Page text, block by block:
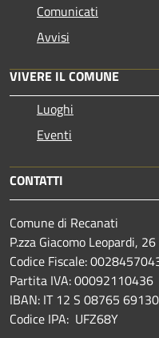
Comunicati
Avvisi
VIVERE IL COMUNE
Luoghi
Eventi
CONTATTI
Comune di Recanati
P.zza Giacomo Leopardi,
Codice Fiscale:
Partita IVA: 00092110436
IBAN: IT 12 S 08765
Codice IPA: UFZ68Y